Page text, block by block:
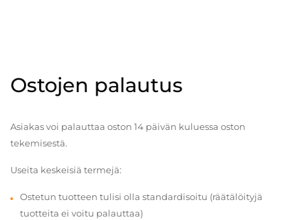
Ostojen palautus
Asiakas voi palauttaa oston 14 päivän kuluessa oston
tekemisestä.
Useita keskeisiä termejä:
Ostetun tuotteen tulisi olla standardisoitu (räätälöityjä
tuotteita ei voitu palauttaa)